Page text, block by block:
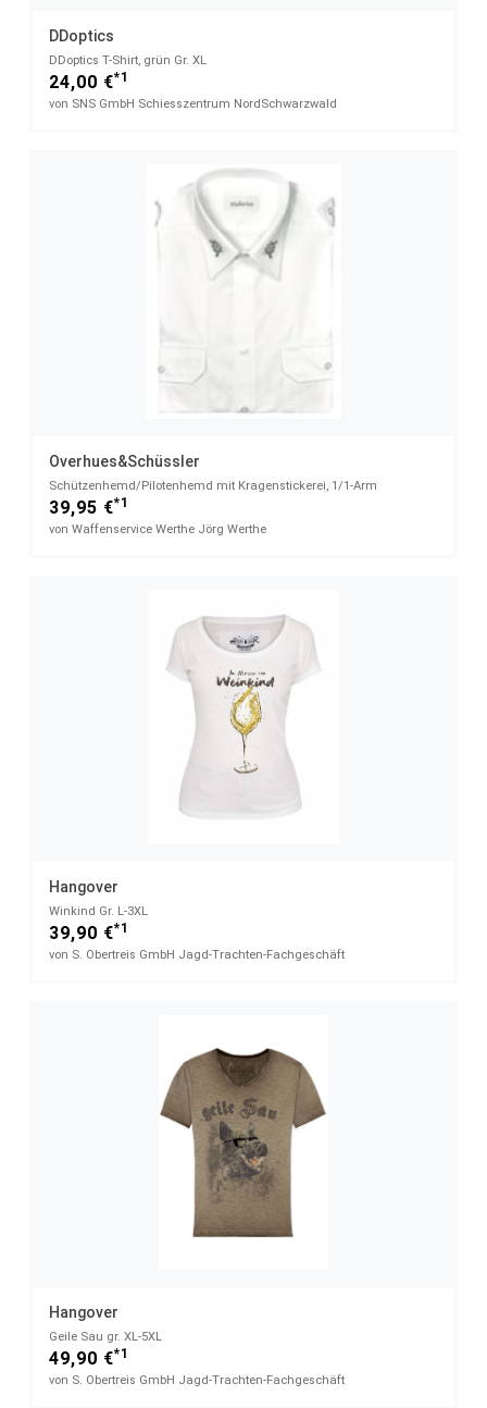
DDoptics
DDoptics T-Shirt, grün Gr. XL
24,00 €*1
von SNS GmbH Schiesszentrum NordSchwarzwald
Overhues&Schüssler
Schützenhemd/Pilotenhemd mit Kragenstickerei, 1/1-Arm
39,95 €*1
von Waffenservice Werthe Jörg Werthe
Hangover
Winkind Gr. L-3XL
39,90 €*1
von S. Obertreis GmbH Jagd-Trachten-Fachgeschäft
Hangover
Geile Sau gr. XL-5XL
49,90 €*1
von S. Obertreis GmbH Jagd-Trachten-Fachgeschäft